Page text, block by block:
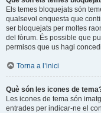
Els temes bloquejats són
qualsevol enquesta que
ser bloquejats per moltes
del fòrum. És possible que
permisos que us hagi
Torna a l’inici
Què són les icones de
Les icones de tema són
entrades per indicar-ne el